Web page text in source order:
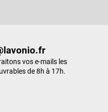
vos e-mails les
de 8h à 17h.